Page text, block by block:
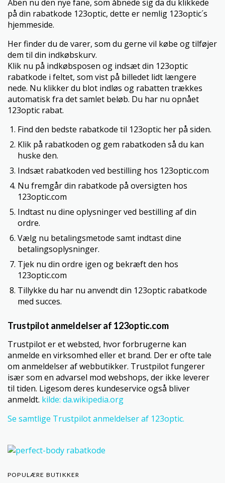
Åben nu den nye fane, som åbnede sig da du klikkede
på din rabatkode 123optic, dette er nemlig 123optic´s
hjemmeside.
Her finder du de varer, som du gerne vil købe og tilføjer
dem til din indkøbskurv.
Klik nu på indkøbsposen og indsæt din 123optic
rabatkode i feltet, som vist på billedet lidt længere
nede. Nu klikker du blot indløs og rabatten trækkes
automatisk fra det samlet beløb. Du har nu opnået
123optic rabat.
Find den bedste rabatkode til 123optic her på siden.
Klik på rabatkoden og gem rabatkoden så du kan
huske den.
Indsæt rabatkoden ved bestilling hos 123optic.com
Nu fremgår din rabatkode på oversigten hos
123optic.com
Indtast nu dine oplysninger ved bestilling af din
ordre.
Vælg nu betalingsmetode samt indtast dine
betalingsoplysninger.
Tjek nu din ordre igen og bekræft den hos
123optic.com
Tillykke du har nu anvendt din 123optic rabatkode
med succes.
Trustpilot anmeldelser af 123optic.com
Trustpilot er et websted, hvor forbrugerne kan
anmelde en virksomhed eller et brand. Der er ofte tale
om anmeldelser af webbutikker. Trustpilot fungerer
især som en advarsel mod webshops, der ikke leverer
til tiden. Ligesom deres kundeservice også bliver
anmeldt. kilde: da.wikipedia.org
Se samtlige Trustpilot anmeldelser af 123optic.
POPULÆRE BUTIKKER